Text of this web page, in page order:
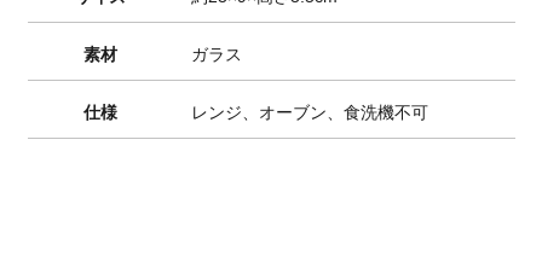
素材 ガラス
仕様 レンジ、オーブン、食洗機不可